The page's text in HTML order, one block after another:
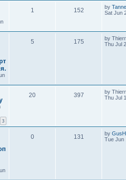
1 152 by
Sat Jun
5 175 by
Thu Jul
3
20 397 by
Thu Jul
0 131 by
Tue Jun